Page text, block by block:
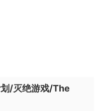
/灭绝游戏/The